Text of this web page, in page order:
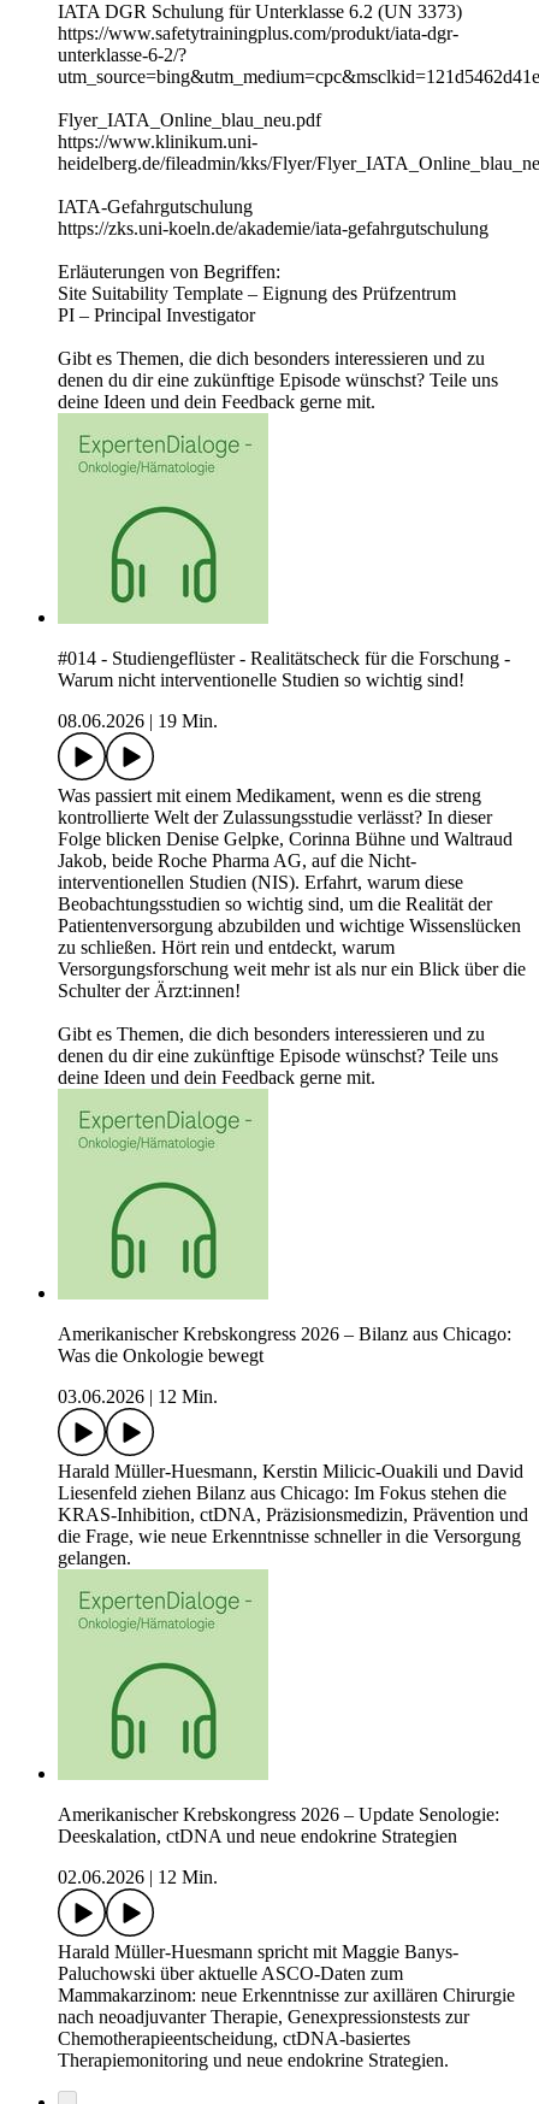
IATA DGR Schulung für Unterklasse 6.2 (UN 3373)
https://www.safetytrainingplus.com/produkt/iata-dgr-
unterklasse-6-2/?
Flyer_IATA_Online_blau_neu.pdf
https://www.klinikum.uni-
heidelberg.de/fileadmin/kks/Flyer/
IATA-Gefahrgutschulung
https://zks.uni-koeln.de/akademie/iata-gefahrgutschulung
Erläuterungen von Begriffen:
Site Suitability Template – Eignung des Prüfzentrum
PI – Principal Investigator
Gibt es Themen, die dich besonders interessieren und zu
denen du dir eine zukünftige Episode wünschst? Teile uns
deine Ideen und dein Feedback gerne mit.
#014 - Studiengeflüster - Realitätscheck für die Forschung -
Warum nicht interventionelle Studien so wichtig sind!
08.06.2026
19 Min.
Was passiert mit einem Medikament, wenn es die streng
kontrollierte Welt der Zulassungsstudie verlässt? In dieser
Folge blicken Denise Gelpke, Corinna Bühne und Waltraud
Jakob, beide Roche Pharma AG, auf die Nicht-
interventionellen Studien (NIS). Erfahrt, warum diese
Beobachtungsstudien so wichtig sind, um die Realität der
Patientenversorgung abzubilden und wichtige Wissenslücken
zu schließen. Hört rein und entdeckt, warum
Versorgungsforschung weit mehr ist als nur ein Blick über die
Schulter der Ärzt:innen!
Gibt es Themen, die dich besonders interessieren und zu
denen du dir eine zukünftige Episode wünschst? Teile uns
deine Ideen und dein Feedback gerne mit.
Amerikanischer Krebskongress 2026 – Bilanz aus Chicago:
Was die Onkologie bewegt
03.06.2026
12 Min.
Harald Müller-Huesmann, Kerstin Milicic-Ouakili und David
Liesenfeld ziehen Bilanz aus Chicago: Im Fokus stehen die
KRAS-Inhibition, ctDNA, Präzisionsmedizin, Prävention und
die Frage, wie neue Erkenntnisse schneller in die Versorgung
gelangen.
Amerikanischer Krebskongress 2026 – Update Senologie:
Deeskalation, ctDNA und neue endokrine Strategien
02.06.2026
12 Min.
Harald Müller-Huesmann spricht mit Maggie Banys-
Paluchowski über aktuelle ASCO-Daten zum
Mammakarzinom: neue Erkenntnisse zur axillären Chirurgie
nach neoadjuvanter Therapie, Genexpressionstests zur
Chemotherapieentscheidung, ctDNA-basiertes
Therapiemonitoring und neue endokrine Strategien.